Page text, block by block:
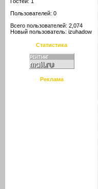
Пользователей: 0
Всего пользователей: 2,074
Новый пользователь: izuhadow
Статистика
Реклама